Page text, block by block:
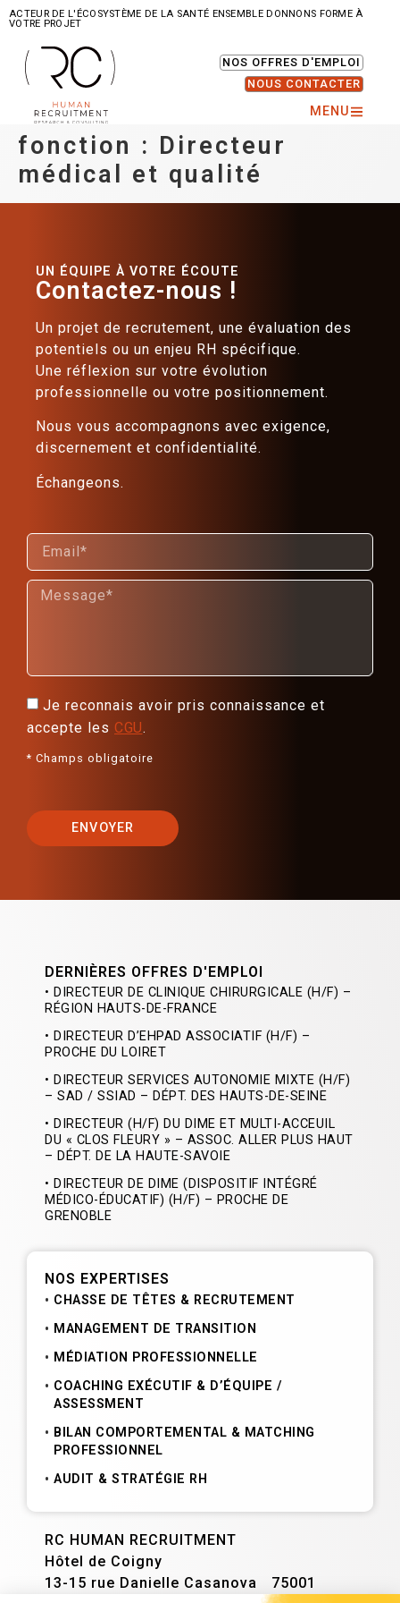
ACTEUR DE L'ÉCOSYSTÈME DE LA SANTÉ ENSEMBLE DONNONS FORME À
VOTRE PROJET
NOS OFFRES D'EMPLOI
NOUS CONTACTER
MENU
fonction : Directeur
médical et qualité
UN ÉQUIPE À VOTRE ÉCOUTE
Contactez-nous !
Un projet de recrutement, une évaluation des
potentiels ou un enjeu RH spécifique.
Une réflexion sur votre évolution
professionnelle ou votre positionnement.
Nous vous accompagnons avec exigence,
discernement et confidentialité.
Échangeons.
Je reconnais avoir pris connaissance et
accepte les CGU.
* Champs obligatoire
ENVOYER
DERNIÈRES OFFRES D'EMPLOI
• DIRECTEUR DE CLINIQUE CHIRURGICALE (H/F) –
RÉGION HAUTS-DE-FRANCE
• DIRECTEUR D’EHPAD ASSOCIATIF (H/F) –
PROCHE DU LOIRET
• DIRECTEUR SERVICES AUTONOMIE MIXTE (H/F)
– SAD / SSIAD – DÉPT. DES HAUTS-DE-SEINE
• DIRECTEUR (H/F) DU DIME ET MULTI-ACCEUIL
DU « CLOS FLEURY » – ASSOC. ALLER PLUS HAUT
– DÉPT. DE LA HAUTE-SAVOIE
• DIRECTEUR DE DIME (DISPOSITIF INTÉGRÉ
MÉDICO-ÉDUCATIF) (H/F) – PROCHE DE
GRENOBLE
NOS EXPERTISES
CHASSE DE TÊTES & RECRUTEMENT
MANAGEMENT DE TRANSITION
MÉDIATION PROFESSIONNELLE
COACHING EXÉCUTIF & D’ÉQUIPE /
ASSESSMENT
BILAN COMPORTEMENTAL & MATCHING
PROFESSIONNEL
AUDIT & STRATÉGIE RH
RC HUMAN RECRUITMENT
Hôtel de Coigny
13-15 rue Danielle Casanova 75001